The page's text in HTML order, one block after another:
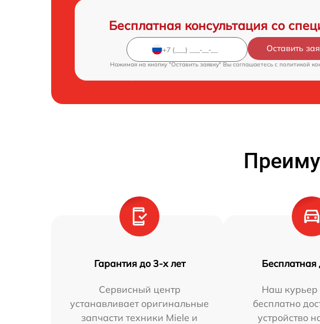
Бесплатная консультация со
Оставить
Нажимая на кнопку "Оставить заявку" Вы соглашаетесь c политикой
Гарантия до 3-х лет
Сервисный центр
устанавливает оригинальные
запчасти техники Miele и
Бесплатная
Наш курьер
бесплатно
устройство